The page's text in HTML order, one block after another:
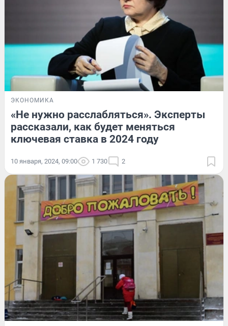
ЭКОНОМИКА
«Не нужно расслабляться». Эксперты
рассказали, как будет меняться
ключевая ставка в 2024 году
10 января, 2024, 09:00 1 730 2